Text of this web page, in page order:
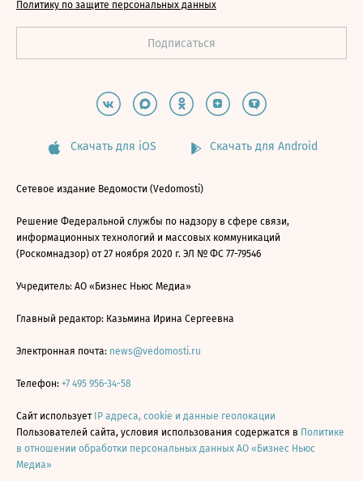
Политику по защите персональных данных
Скачать для iOS Скачать для Android
Сетевое издание Ведомости (Vedomosti)
Решение Федеральной службы по надзору в сфере связи,
информационных технологий и массовых коммуникаций
(Роскомнадзор) от 27 ноября 2020 г. ЭЛ № ФС 77-79546
Учредитель: АО «Бизнес Ньюс Медиа»
Главный редактор: Казьмина Ирина Сергеевна
Электронная почта: news@vedomosti.ru
Телефон: +7 495 956-34-58
Сайт использует IP адреса, cookie и данные геолокации
Пользователей сайта, условия использования содержатся в Политике
в отношении обработки персональных данных АО «Бизнес Ньюс
Медиа»